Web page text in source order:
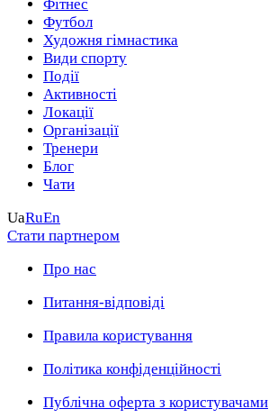
Фітнес
Футбол
Художня гімнастика
Види спорту
Події
Активності
Локації
Організації
Тренери
Блог
Чати
UaRuEn
Стати партнером
Про нас
Питання-відповіді
Правила користування
Політика конфіденційності
Публічна оферта з користувачами